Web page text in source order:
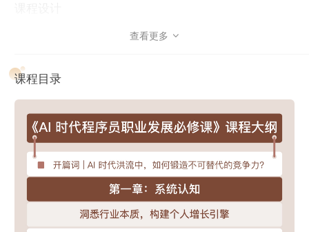
课程将沿“系统认知 → 职业破局 → 业务协同 → 财务安全”路
算法。
查看更多 
课程目录